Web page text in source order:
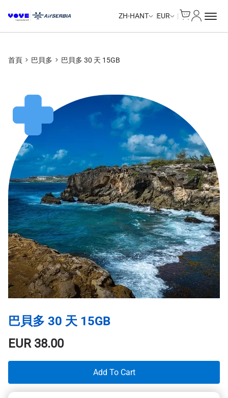
ZH-HANT EUR
首頁 巴貝多 巴貝多 30 天 15GB
巴貝多 30 天 15GB
EUR38.00
Add To Cart